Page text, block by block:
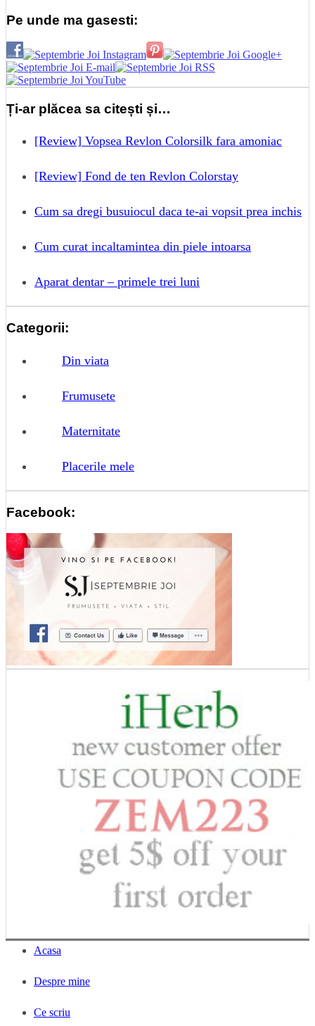
Pe unde ma gasesti:
Ți-ar plăcea sa citești și…
[Review] Vopsea Revlon Colorsilk fara amoniac
[Review] Fond de ten Revlon Colorstay
Cum sa dregi busuiocul daca te-ai vopsit prea inchis
Cum curat incaltamintea din piele intoarsa
Aparat dentar – primele trei luni
Categorii:
Din viata
Frumusete
Maternitate
Placerile mele
Facebook:
Acasa
Despre mine
Ce scriu